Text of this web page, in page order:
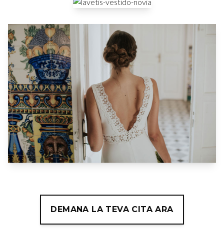
DEMANA LA TEVA CITA ARA